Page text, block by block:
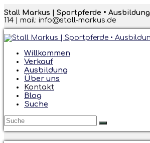
Stall Markus | Sportpferde • Ausbildung
114 | mail: info@stall-markus.de
Willkommen
Verkauf
Ausbildung
Über uns
Kontakt
Blog
Suche
Submit